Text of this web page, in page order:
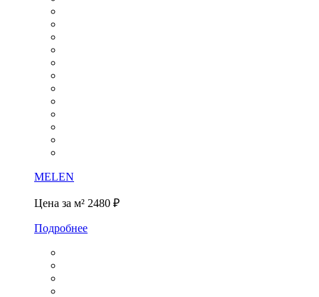
MELEN
Цена за м² 2480 ₽
Подробнее